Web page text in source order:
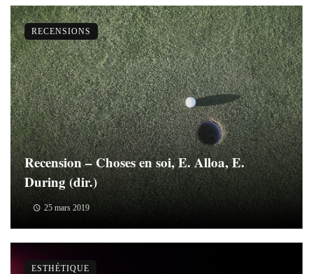
Recension – Choses en soi, E. Alloa, E.
During (dir.)
25 mars 2019
RECENSIONS
ESTHÉTIQUE